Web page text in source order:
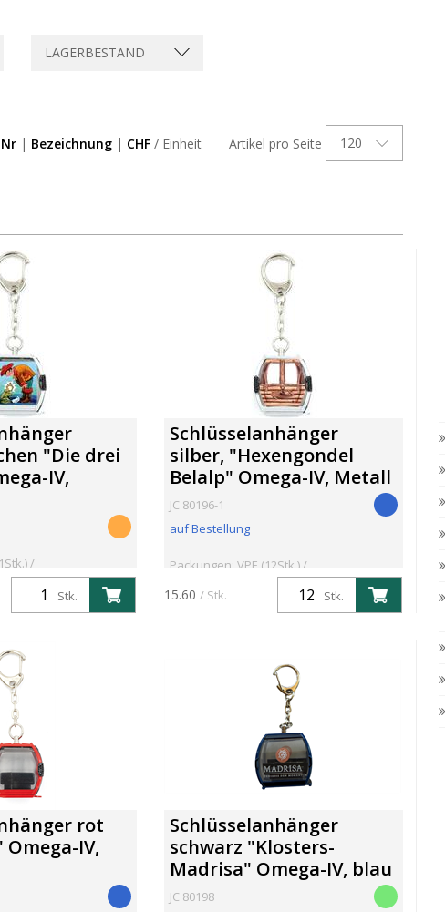
LAGERBESTAND
Artikel pro Seite 120
| Bezeichnung | CHF / Einheit
"Die drei
IV,
/
Stk.
Schlüsselanhänger
silber, "Hexengondel
Belalp" Omega-IV, Metall
JC 80196-1
auf Bestellung
Packungen: VPE (12Stk.) /
Mindestbestellmenge: 12Stk.
Stk.
15.60 / Stk.
rot
IV,
Schlüsselanhänger
schwarz "Klosters-
Madrisa" Omega-IV, blau
JC 80198